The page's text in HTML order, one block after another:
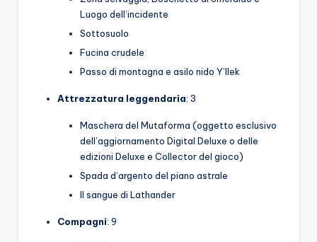
Luogo dell’incidente
Sottosuolo
Fucina crudele
Passo di montagna e asilo nido Y’llek
Attrezzatura leggendaria: 3
Maschera del Mutaforma (oggetto esclusivo
dell’aggiornamento Digital Deluxe o delle
edizioni Deluxe e Collector del gioco)
Spada d’argento del piano astrale
Il sangue di Lathander
Compagni: 9